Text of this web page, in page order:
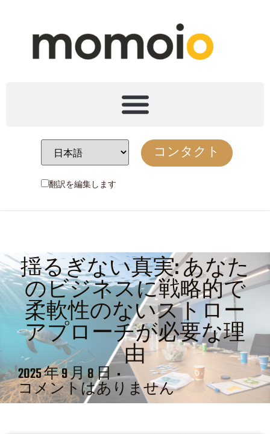
翻訳を編集します
コンタクト
揺るぎない真実: あなた
のビジネスに戦略的で
柔軟性のないストロー
アプローチが必要な理
由
2025 年 9 月 8 日
コメントはありません